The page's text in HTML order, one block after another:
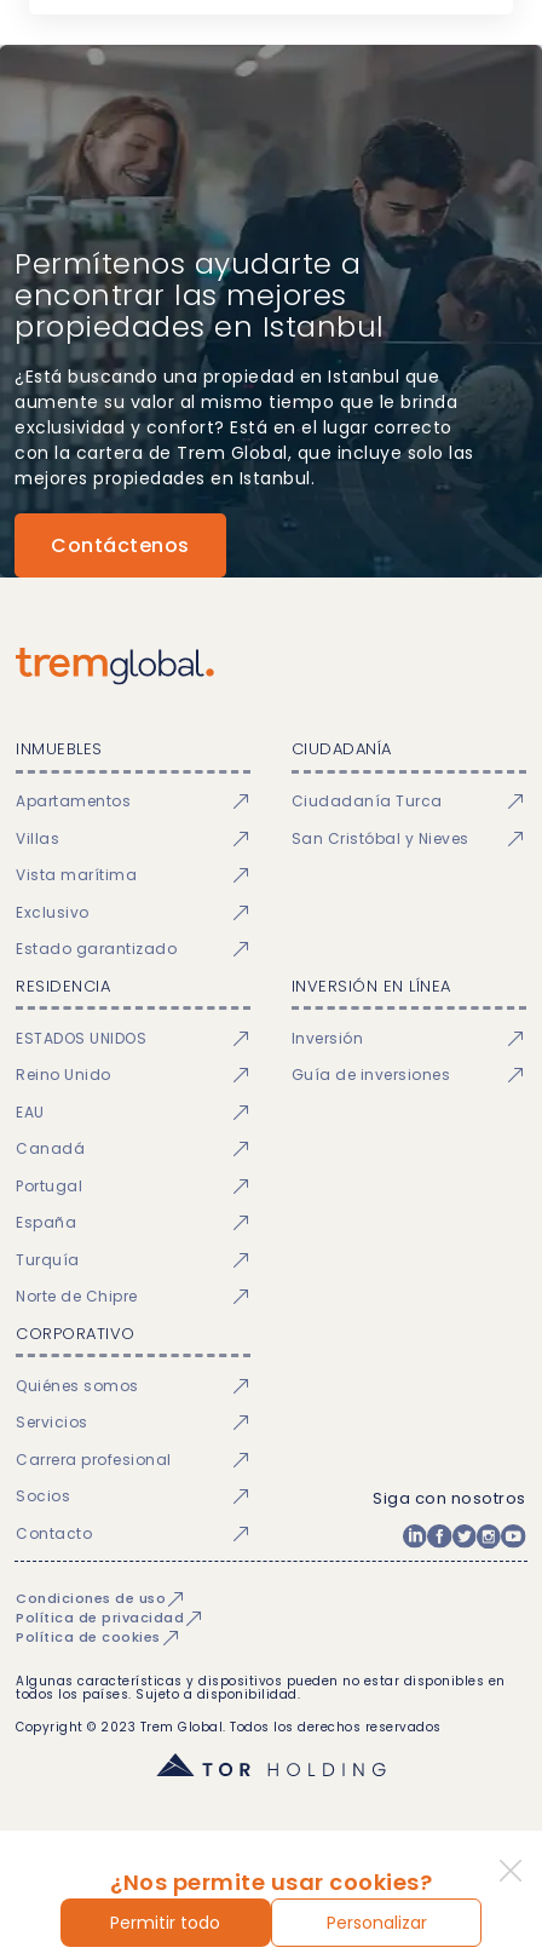
Permítenos ayudarte a
encontrar las mejores
propiedades en Istanbul
¿Está buscando una propiedad en Istanbul que
aumente su valor al mismo tiempo que le brinda
exclusividad y confort? Está en el lugar correcto
con la cartera de Trem Global, que incluye solo las
mejores propiedades en Istanbul.
Contáctenos
¿Nos permite usar cookies?
Permitir todo Personalizar
INMUEBLES
Apartamentos
Villas
Vista marítima
Exclusivo
Estado garantizado
CIUDADANÍA
Ciudadanía Turca
San Cristóbal y Nieves
RESIDENCIA
ESTADOS UNIDOS
Reino Unido
EAU
Canadá
Portugal
España
Turquía
Norte de Chipre
INVERSIÓN EN LÍNEA
Inversión
Guía de inversiones
CORPORATIVO
Quiénes somos
Servicios
Carrera profesional
Socios
Contacto
Siga con nosotros
Condiciones de uso
Política de privacidad
Política de cookies
Algunas características y dispositivos pueden no estar disponibles en
todos los países. Sujeto a disponibilidad.
Copyright © 2023 Trem Global. Todos los derechos reservados